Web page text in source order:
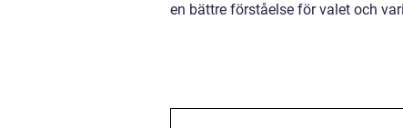
en bättre förståelse för valet och